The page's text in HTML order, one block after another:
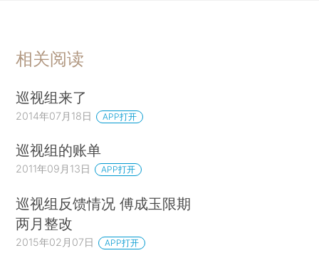
相关阅读
巡视组来了
2014年07月18日 APP打开
巡视组的账单
2011年09月13日 APP打开
巡视组反馈情况 傅成玉限期
两月整改
2015年02月07日 APP打开